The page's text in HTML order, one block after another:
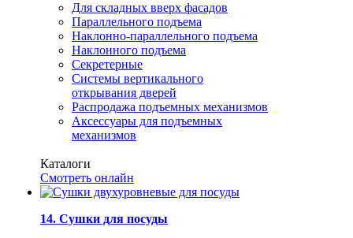
Для складных вверх фасадов
Параллельного подъема
Наклонно-параллельного подъема
Наклонного подъема
Секретерные
Системы вертикального
открывания дверей
Распродажа подъемных механизмов
Аксессуары для подъемных
механизмов
Каталоги
Смотреть онлайн
14. Сушки для посуды